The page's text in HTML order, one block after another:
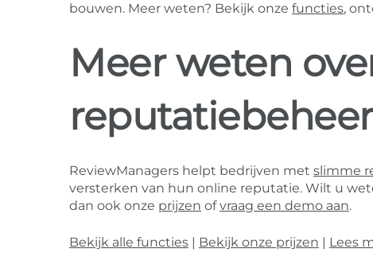
bouwen. Meer weten? Bekijk onze functies,
Meer weten
ReviewManagers helpt bedrijven met slimme
versterken van hun online reputatie. Wilt u
dan ook onze prijzen ofvraag een demo aan.
Bekijk alle functies Bekijk onze prijzen Lees